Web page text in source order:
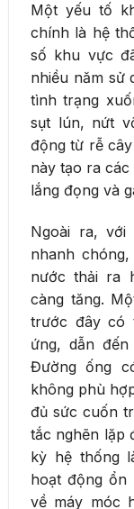
Một yếu tố
chính là hệ
số khu vực
nhiều năm sử
tình trạng
sụt lún, nứt
động từ rễ
này tạo ra
lắng đọng và
Ngoài ra,
nhanh
nước thải ra
càng tăng.
trước đây có
ứng, dẫn
Đường ống
không phù
đủ sức cuốn
tắc nghẽn lặp
kỳ hệ thống
hoạt động
về máy móc